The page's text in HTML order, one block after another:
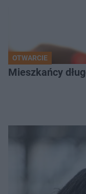
OTWARCIE
Mieszkańcy